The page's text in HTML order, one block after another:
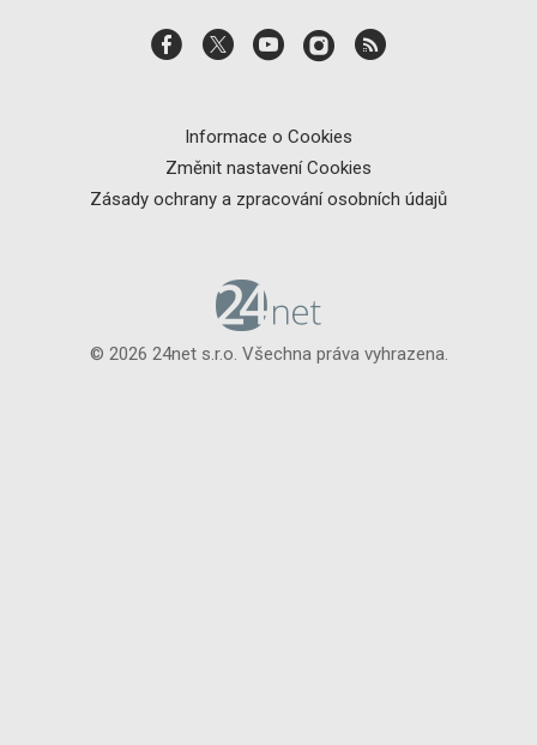
Informace o Cookies
Změnit nastavení Cookies
Zásady ochrany a zpracování osobních údajů
© 2026 24net s.r.o. Všechna práva vyhrazena.